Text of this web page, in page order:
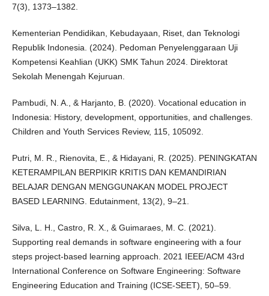
7(3), 1373–1382.
Kementerian Pendidikan, Kebudayaan, Riset, dan Teknologi
Republik Indonesia. (2024). Pedoman Penyelenggaraan Uji
Kompetensi Keahlian (UKK) SMK Tahun 2024. Direktorat
Sekolah Menengah Kejuruan.
Pambudi, N. A., & Harjanto, B. (2020). Vocational education in
Indonesia: History, development, opportunities, and challenges.
Children and Youth Services Review, 115, 105092.
Putri, M. R., Rienovita, E., & Hidayani, R. (2025). PENINGKATAN
KETERAMPILAN BERPIKIR KRITIS DAN KEMANDIRIAN
BELAJAR DENGAN MENGGUNAKAN MODEL PROJECT
BASED LEARNING. Edutainment, 13(2), 9–21.
Silva, L. H., Castro, R. X., & Guimaraes, M. C. (2021).
Supporting real demands in software engineering with a four
steps project-based learning approach. 2021 IEEE/ACM 43rd
International Conference on Software Engineering: Software
Engineering Education and Training (ICSE-SEET), 50–59.